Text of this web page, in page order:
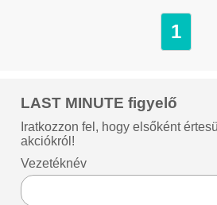
1
LAST MINUTE figyelő
Iratkozzon fel, hogy elsőként
akciókról!
Vezetéknév